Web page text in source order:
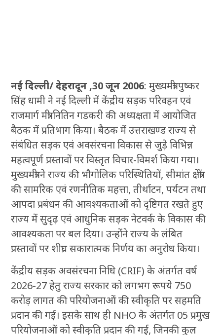
नई दिल्ली/ देहरादून ,30 जून 2006: मुख्यमंत्री पुष्कर
सिंह धामी ने नई दिल्ली में केंद्रीय सड़क परिवहन एवं
राजमार्ग मंत्री नितिन गडकरी की अध्यक्षता में आयोजित
बैठक में प्रतिभाग किया। बैठक में उत्तराखण्ड राज्य से
संबंधित सड़क एवं अवसंरचना विकास से जुड़े विभिन्न
महत्वपूर्ण प्रस्तावों पर विस्तृत विचार-विमर्श किया गया।
मुख्यमंत्री ने राज्य की भौगोलिक परिस्थितियों, सीमांत क्षेत्रों
की सामरिक एवं रणनीतिक महत्ता, तीर्थाटन, पर्यटन तथा
आपदा प्रबंधन की आवश्यकताओं को दृष्टिगत रखते हुए
राज्य में सुदृढ़ एवं आधुनिक सड़क नेटवर्क के विकास की
आवश्यकता पर बल दिया। उन्होंने राज्य के लंबित
प्रस्तावों पर शीघ्र सकारात्मक निर्णय का अनुरोध किया।
केंद्रीय सड़क अवसंरचना निधि (CRIF) के अंतर्गत वर्ष
2026-27 हेतु राज्य सरकार को लगभग रूपये 750
करोड़ लागत की परियोजनाओं की स्वीकृति पर सहमति
प्रदान की गई। इसके साथ ही NHO के अंतर्गत 05 प्रमुख
परियोजनाओं को स्वीकृति प्रदान की गई, जिनकी कुल